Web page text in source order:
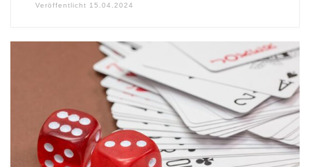
Veröffentlicht 15.04.2024